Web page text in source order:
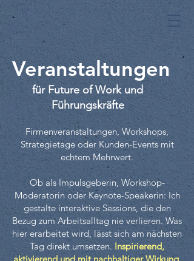
Veranstaltungen
für Future of Work und
Führungskräfte
Firmenveranstaltungen, Workshops,
Strategietage oder Kunden-Events mit
echtem Mehrwert.
Ob als Impulsgeberin, Workshop-
Moderatorin oder Keynote-Speakerin: Ich
gestalte interaktive Sessions, die den
Bezug zum Arbeitsalltag nie verlieren. Was
hier erarbeitet wird, lässt sich am nächsten
Tag direkt umsetzen. Inspirierend,